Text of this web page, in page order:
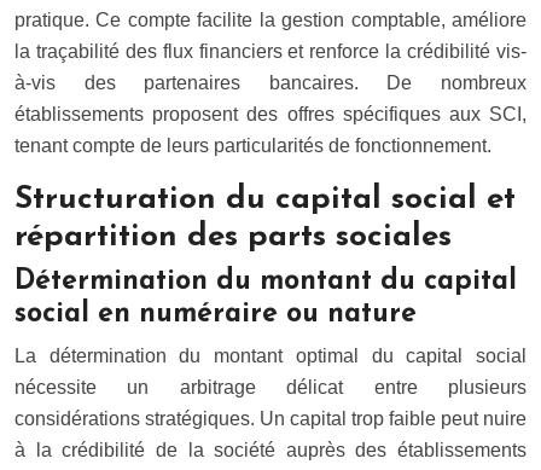
pratique. Ce compte facilite la gestion comptable, améliore
la traçabilité des flux financiers et renforce la crédibilité vis-
à-vis des partenaires bancaires. De nombreux
établissements proposent des offres spécifiques aux SCI,
tenant compte de leurs particularités de fonctionnement.
Structuration du capital social et
répartition des parts sociales
Détermination du montant du capital
social en numéraire ou nature
La détermination du montant optimal du capital social
nécessite un arbitrage délicat entre plusieurs
considérations stratégiques. Un capital trop faible peut nuire
à la crédibilité de la société auprès des établissements